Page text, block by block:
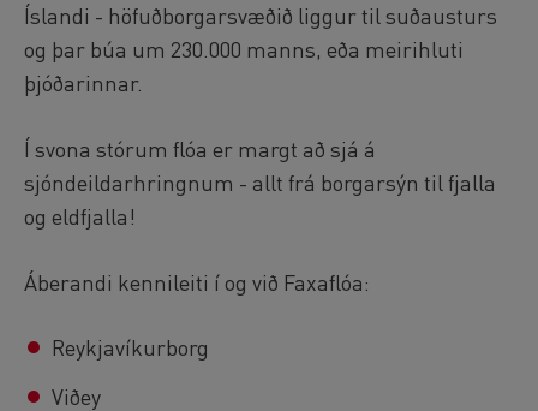
Íslandi - höfuðborgarsvæðið liggur til suðausturs
og þar búa um 230.000 manns, eða meirihluti
þjóðarinnar.
Í svona stórum flóa er margt að sjá á
sjóndeildarhringnum - allt frá borgarsýn til fjalla
og eldfjalla!
Áberandi kennileiti í og við Faxaflóa:
Reykjavíkurborg
Viðey